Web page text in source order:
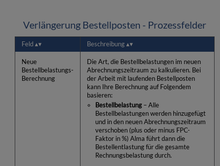
Verlängerung Bestellposten - Prozessfelder
Feld Beschreibung
Neue
Bestellbelastungs-
Berechnung
Die Art, die Bestellbelastungen im neuen
Abrechnungszeitraum zu kalkulieren. Bei
der Arbeit mit laufenden Bestellposten
kann Ihre Berechnung auf Folgendem
basieren:
Bestellbelastung – Alle
Bestellbelastungen werden hinzugefügt
und in den neuen Abrechnungszeitraum
verschoben (plus oder minus FPC-
Faktor in %) Alma führt dann die
Bestellentlastung für die gesamte
Rechnungsbelastung durch.